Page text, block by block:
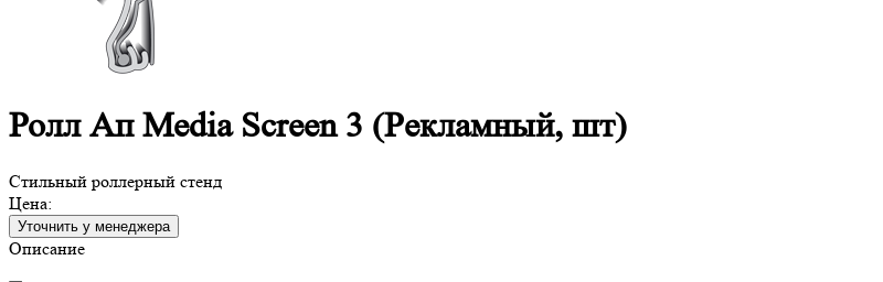
Ролл Ап Media Screen 3 (Рекламный, шт)
Стильный роллерный стенд
Цена:
Уточнить у менеджера
Описание